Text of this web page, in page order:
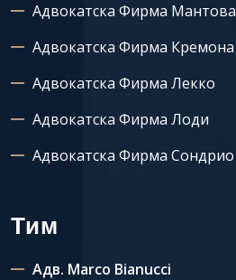
Адвокатска Фирма Мантова
Адвокатска Фирма Кремона
Адвокатска Фирма Лекко
Адвокатска Фирма Лоди
Адвокатска Фирма Сондрио
Тим
Адв. Marco Bianucci